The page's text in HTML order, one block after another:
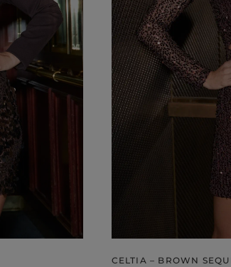
CELTIA – BROWN